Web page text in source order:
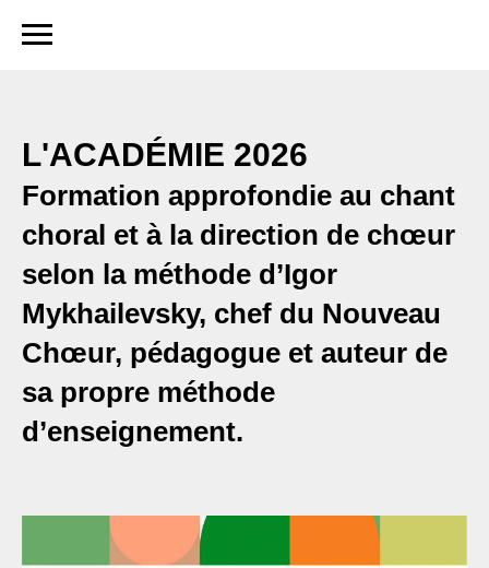
L'ACADÉMIE 2026
Formation approfondie au chant
choral et à la direction de chœur
selon la méthode d’Igor
Mykhailevsky, chef du Nouveau
Chœur, pédagogue et auteur de
sa propre méthode
d’enseignement.